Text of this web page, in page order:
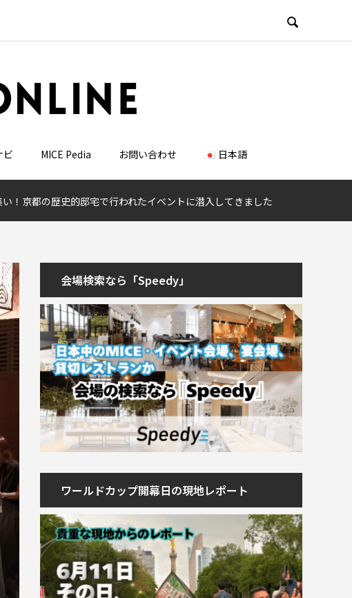

ビ MICE Pedia お問い合わせ 日本語
！京都の歴史的邸宅で行われたイベントに潜入してきました
会場検索なら「Speedy」
ワールドカップ開幕日の現地レポート